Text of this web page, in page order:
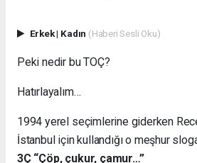
Erkek| Kadın (Haberi Sesli Oku)
Peki nedir bu TOÇ?
Hatırlayalım…
1994 yerel seçimlerine giderken
İstanbul için kullandığı o meşhur
3Ç “Çöp, çukur, çamur…”